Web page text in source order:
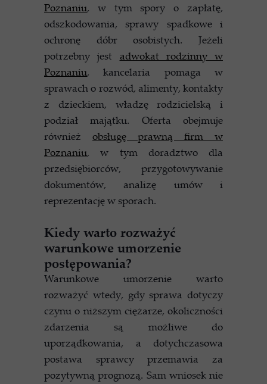
Poznaniu, w tym spory o zapłatę,
odszkodowania, sprawy spadkowe i
ochronę dóbr osobistych. Jeżeli
potrzebny jest adwokat rodzinny w
Poznaniu, kancelaria pomaga w
sprawach o rozwód, alimenty, kontakty
z dzieckiem, władzę rodzicielską i
podział majątku. Oferta obejmuje
również obsługę prawną firm w
Poznaniu, w tym doradztwo dla
przedsiębiorców, przygotowywanie
dokumentów, analizę umów i
reprezentację w sporach.
Kiedy warto rozważyć
warunkowe umorzenie
postępowania?
Warunkowe umorzenie warto
rozważyć wtedy, gdy sprawa dotyczy
czynu o niższym ciężarze, okoliczności
zdarzenia są możliwe do
uporządkowania, a dotychczasowa
postawa sprawcy przemawia za
pozytywną prognozą. Sam wniosek nie